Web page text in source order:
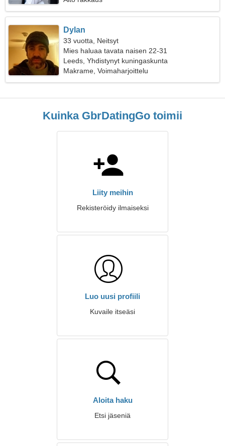
Dylan
33 vuotta, Neitsyt
Mies haluaa tavata naisen 22-31
Leeds, Yhdistynyt kuningaskunta
Makrame, Voimaharjoittelu
Kuinka GbrDatingGo toimii
Liity meihin
Rekisteröidy ilmaiseksi
Luo uusi profiili
Kuvaile itseäsi
Aloita haku
Etsi jäseniä